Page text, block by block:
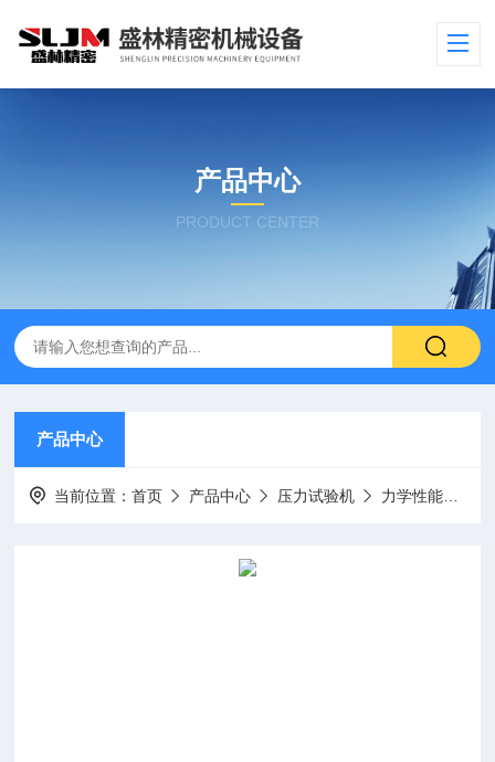
产品中心
PRODUCT CENTER
产品中心
当前位置：首页 产品中心 压力试验机 力学性能试验机